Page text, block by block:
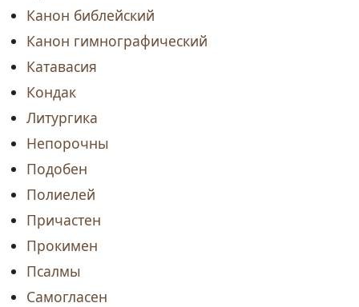
Канон библейский
Канон гимнографический
Катавасия
Кондак
Литургика
Непорочны
Подобен
Полиелей
Причастен
Прокимен
Псалмы
Самогласен